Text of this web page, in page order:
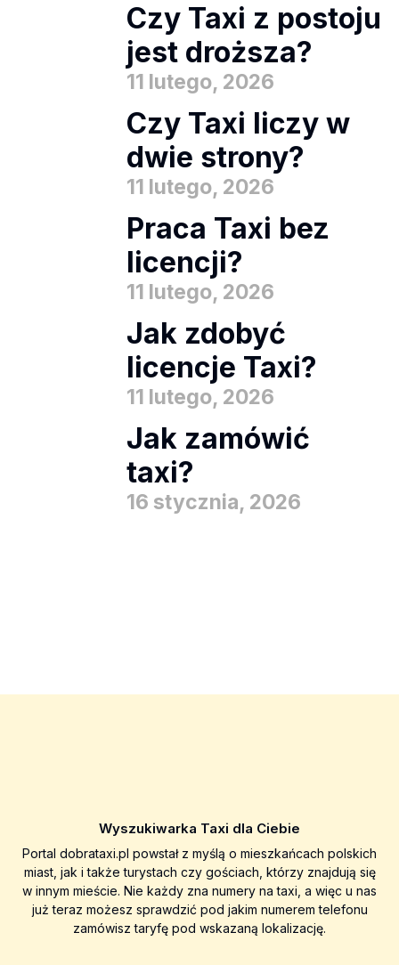
Czy Taxi z postoju
jest droższa?
11 lutego, 2026
Czy Taxi liczy w
dwie strony?
11 lutego, 2026
Praca Taxi bez
licencji?
11 lutego, 2026
Jak zdobyć
licencje Taxi?
11 lutego, 2026
Jak zamówić
taxi?
16 stycznia, 2026
Wyszukiwarka Taxi dla Ciebie
Portal dobrataxi.pl powstał z myślą o mieszkańcach polskich
miast, jak i także turystach czy gościach, którzy znajdują się
w innym mieście. Nie każdy zna numery na taxi, a więc u nas
już teraz możesz sprawdzić pod jakim numerem telefonu
zamówisz taryfę pod wskazaną lokalizację.